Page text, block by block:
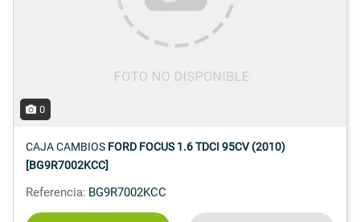
0
CAJA CAMBIOS FORD FOCUS 1.6 TDCI 95CV (2010)
[BG9R7002KCC]
Referencia: BG9R7002KCC